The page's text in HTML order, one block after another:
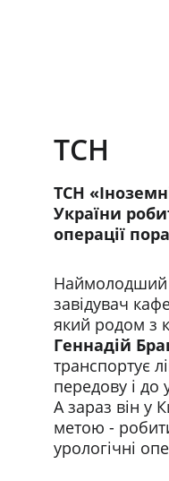
ТСН
ТСН
України
операції
Наймолодший
завідувач
який родом з
Геннадій
транспортує
передову і до
А зараз він у
метою -
урологічні